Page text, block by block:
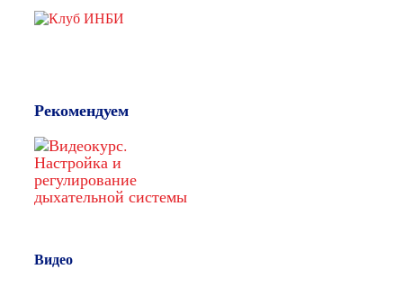
Рекомендуем
Видео